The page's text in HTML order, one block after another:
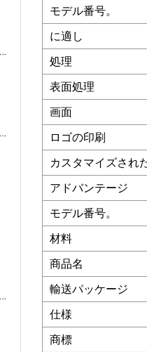
モデル番号。
に適し
処理
表面処理
画面
ロゴの印刷
カスタマイズされ
アドバンテージ
モデル番号。
材料
商品名
輸送パッケージ
仕様
商標